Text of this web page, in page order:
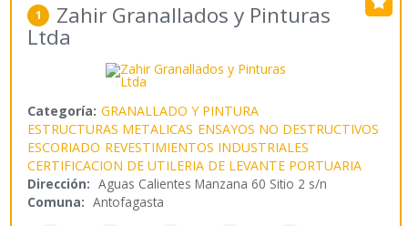
1 Zahir Granallados y Pinturas
Ltda
Categoría: GRANALLADO Y PINTURA
ESTRUCTURAS METALICAS ENSAYOS NO DESTRUCTIVOS
ESCORIADO REVESTIMIENTOS INDUSTRIALES
CERTIFICACION DE UTILERIA DE LEVANTE PORTUARIA
Dirección: Aguas Calientes Manzana 60 Sitio 2 s/n
Comuna: Antofagasta